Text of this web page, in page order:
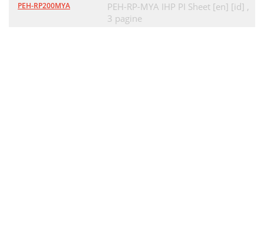
PEH-RP200MYA
PEH-RP-MYA IHP PI Sheet [en] [id] ,
3 pagine